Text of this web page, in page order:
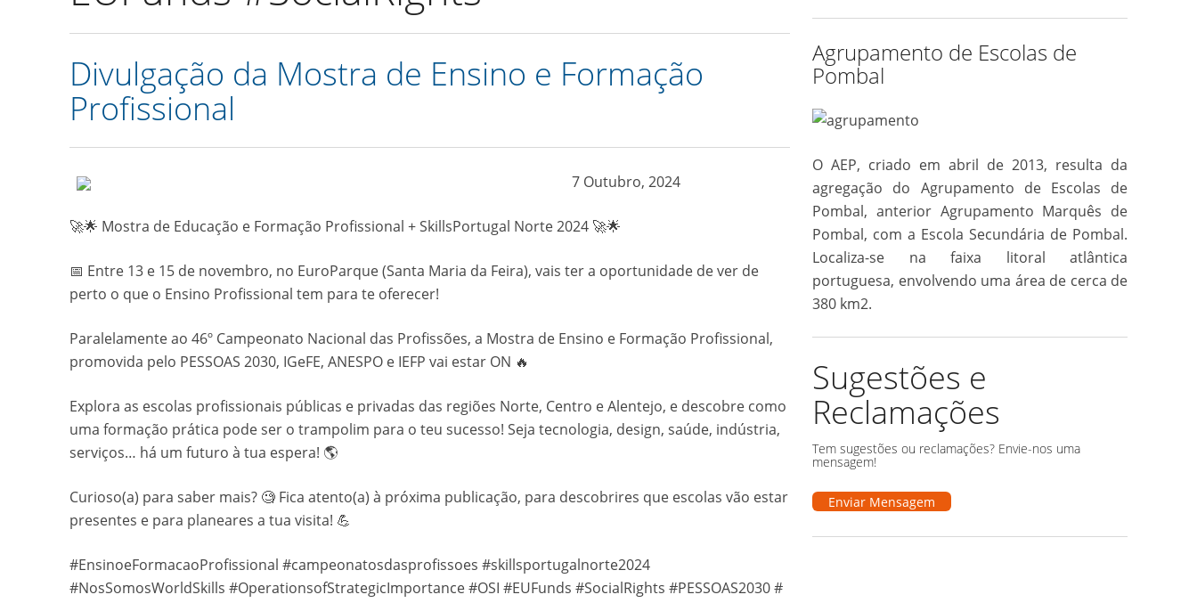
Divulgação da Mostra de Ensino e Formação
Profissional
7 Outubro, 2024
🚀🌟 Mostra de Educação e Formação Profissional + SkillsPortugal Norte 2024 🚀🌟
📅 Entre 13 e 15 de novembro, no EuroParque (Santa Maria da Feira), vais ter a oportunidade de ver de
perto o que o Ensino Profissional tem para te oferecer!
Paralelamente ao 46º Campeonato Nacional das Profissões, a Mostra de Ensino e Formação Profissional,
promovida pelo PESSOAS 2030, IGeFE, ANESPO e IEFP vai estar ON 🔥
Explora as escolas profissionais públicas e privadas das regiões Norte, Centro e Alentejo, e descobre como
uma formação prática pode ser o trampolim para o teu sucesso! Seja tecnologia, design, saúde, indústria,
serviços… há um futuro à tua espera! 🌎
Curioso(a) para saber mais? 🧐 Fica atento(a) à próxima publicação, para descobrires que escolas vão estar
presentes e para planeares a tua visita! 💪
#EnsinoeFormacaoProfissional #campeonatosdasprofissoes #skillsportugalnorte2024
#NosSomosWorldSkills #OperationsofStrategicImportance #OSI #EUFunds #SocialRights #PESSOAS2030 #
Agrupamento de Escolas de
Pombal
O AEP, criado em abril de 2013, resulta da
agregação do Agrupamento de Escolas de
Pombal, anterior Agrupamento Marquês de
Pombal, com a Escola Secundária de Pombal.
Localiza-se na faixa litoral atlântica
portuguesa, envolvendo uma área de cerca de
380 km2.
Sugestões e
Reclamações
Tem sugestões ou reclamações? Envie-nos uma
mensagem!
Enviar Mensagem